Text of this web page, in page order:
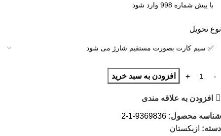
نوع تحویل
افزودن به سبد خرید
افزودن به علاقه مندی
شناسه محصول: 9369836-1-2
دسته: ازبکستان